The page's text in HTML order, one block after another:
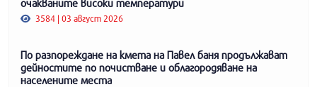
очакваните високи температури
3584 | 03 август 2026
По разпореждане на кмета на Павел баня продължават
дейностите по почистване и облагородяване на
населените места